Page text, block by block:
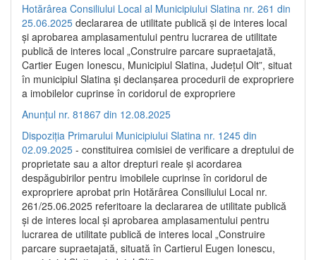
Hotărârea Consiliului Local al Municipiului Slatina nr. 261 din
25.06.2025 declararea de utilitate publică și de interes local
și aprobarea amplasamentului pentru lucrarea de utilitate
publică de interes local „Construire parcare supraetajată,
Cartier Eugen Ionescu, Municipiul Slatina, Județul Olt”, situat
în municipiul Slatina și declanșarea procedurii de expropriere
a imobilelor cuprinse în coridorul de expropriere
Anunțul nr. 81867 din 12.08.2025
Dispoziția Primarului Municipiului Slatina nr. 1245 din
02.09.2025 - constituirea comisiei de verificare a dreptului de
proprietate sau a altor drepturi reale și acordarea
despăgubirilor pentru imobilele cuprinse în coridorul de
expropriere aprobat prin Hotărârea Consiliului Local nr.
261/25.06.2025 referitoare la declararea de utilitate publică
și de interes local și aprobarea amplasamentului pentru
lucrarea de utilitate publică de interes local „Construire
parcare supraetajată, situată în Cartierul Eugen Ionescu,